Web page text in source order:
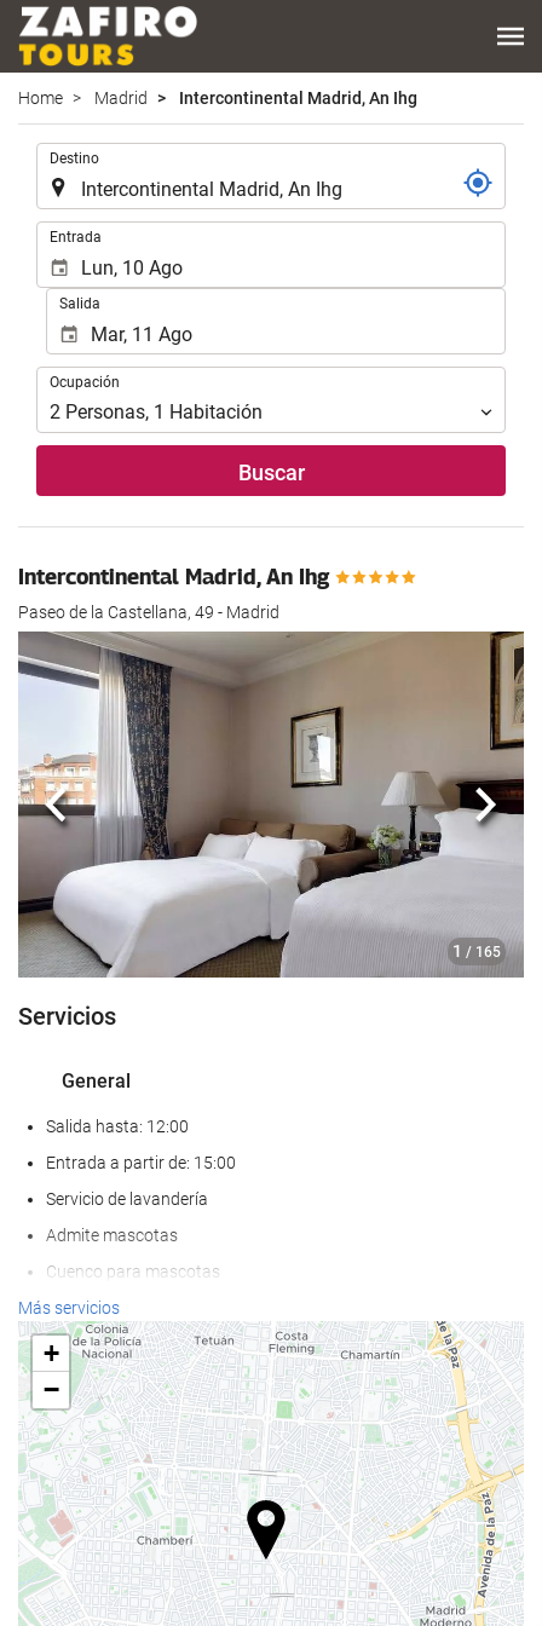
Home Madrid Intercontinental Madrid, An Ihg
Destino
Entrada
Salida
Ocupación
Ocupación
2 Personas, 1 Habitación
Buscar
Intercontinental Madrid, An Ihg
Paseo de la Castellana, 49 - Madrid
1 / 165
Anterior
Servicios
General
Salida hasta: 12:00
Entrada a partir de: 15:00
Servicio de lavandería
Admite mascotas
Cuenco para mascotas
Aire Acondicionado
Calefacción
Ascensor
Adaptado para personas con movilidad reducida
Habitaciones No fumadores
Hotel no fumadores
Zona de fumadores
Habitaciones insonorizadas
Más servicios
+
−